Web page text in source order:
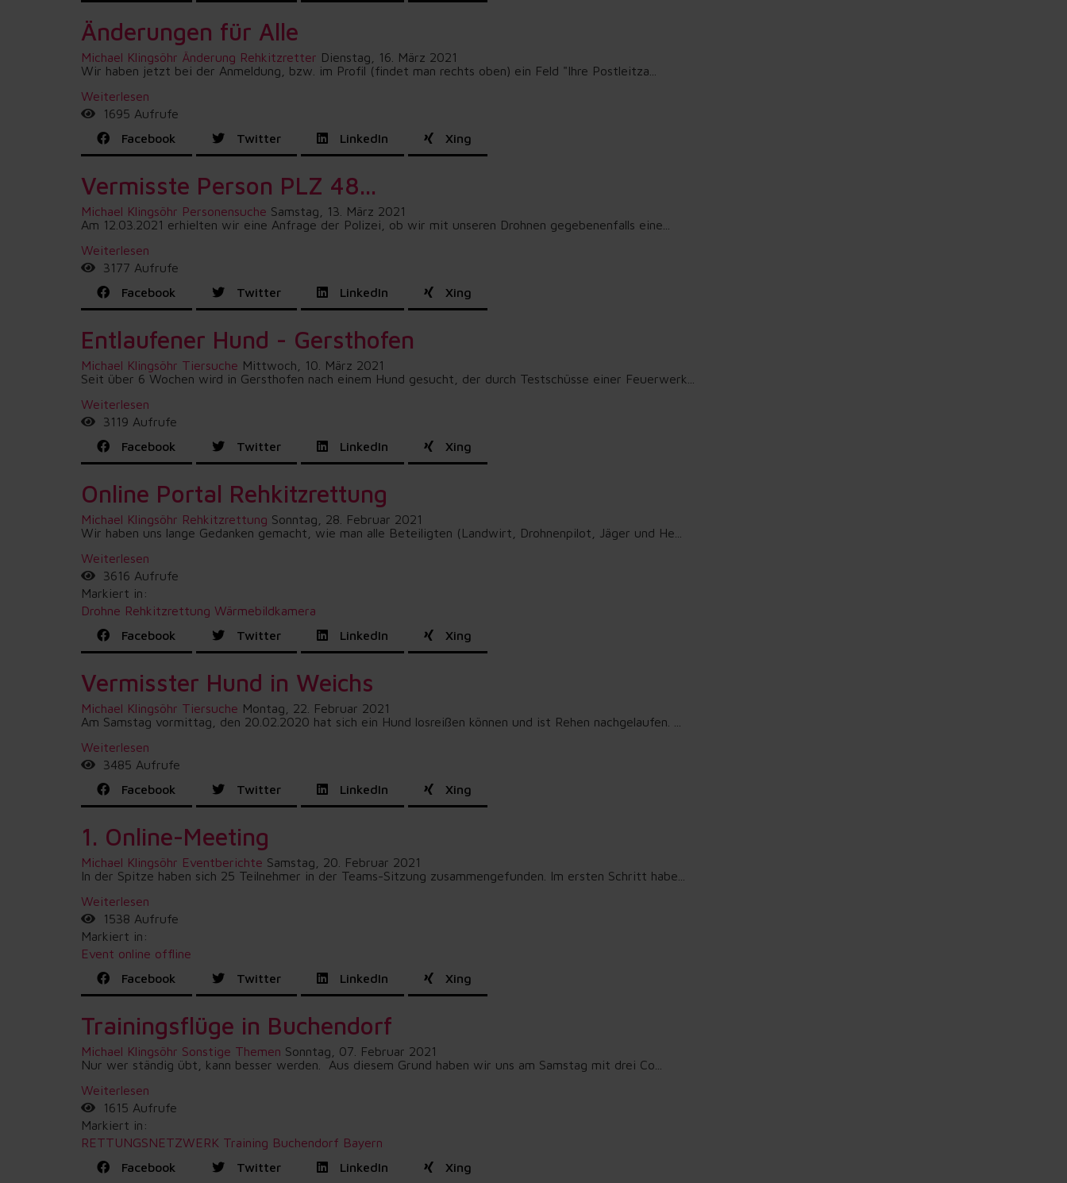
Änderungen für Alle
Michael Klingsöhr Änderung Rehkitzretter Dienstag, 16. März 2021
Wir haben jetzt bei der Anmeldung, bzw. im Profil (findet man rechts oben) ein Feld "Ihre Postleitza...
Weiterlesen
1695 Aufrufe
Facebook
Twitter LinkedIn Xing
Vermisste Person PLZ 48...
Michael Klingsöhr Personensuche Samstag, 13. März 2021
Am 12.03.2021 erhielten wir eine Anfrage der Polizei, ob wir mit unseren Drohnen gegebenenfalls eine...
Weiterlesen
3177 Aufrufe
Facebook
Twitter LinkedIn Xing
Entlaufener Hund - Gersthofen
Michael Klingsöhr Tiersuche Mittwoch, 10. März 2021
Seit über 6 Wochen wird in Gersthofen nach einem Hund gesucht, der durch Testschüsse einer Feuerwerk...
Weiterlesen
3119 Aufrufe
Facebook
Twitter LinkedIn Xing
Online Portal Rehkitzrettung
Michael Klingsöhr Rehkitzrettung Sonntag, 28. Februar 2021
Wir haben uns lange Gedanken gemacht, wie man alle Beteiligten (Landwirt, Drohnenpilot, Jäger und He...
Weiterlesen
3616 Aufrufe
Markiert in:
Drohne Rehkitzrettung Wärmebildkamera
Facebook
Twitter LinkedIn Xing
Vermisster Hund in Weichs
Michael Klingsöhr Tiersuche Montag, 22. Februar 2021
Am Samstag vormittag, den 20.02.2020 hat sich ein Hund losreißen können und ist Rehen nachgelaufen. ...
Weiterlesen
3485 Aufrufe
Facebook
Twitter LinkedIn Xing
1. Online-Meeting
Michael Klingsöhr Eventberichte Samstag, 20. Februar 2021
In der Spitze haben sich 25 Teilnehmer in der Teams-Sitzung zusammengefunden. Im ersten Schritt habe...
Weiterlesen
1538 Aufrufe
Markiert in:
Event online offline
Facebook
Twitter LinkedIn Xing
Trainingsflüge in Buchendorf
Michael Klingsöhr Sonstige Themen Sonntag, 07. Februar 2021
Nur wer ständig übt, kann besser werden. Aus diesem Grund haben wir uns am Samstag mit drei Co...
Weiterlesen
1615 Aufrufe
Markiert in:
RETTUNGSNETZWERK Training Buchendorf Bayern
Facebook
Twitter LinkedIn Xing